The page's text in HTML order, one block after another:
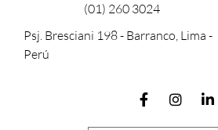
(01) 260 3024
Psj. Bresciani 198 - Barranco, Lima -
Perú